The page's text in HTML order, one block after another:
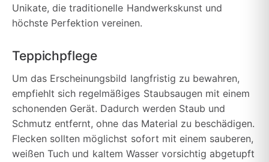
Unikate, die traditionelle Handwerkskunst und
höchste Perfektion vereinen.
Teppichpflege
Um das Erscheinungsbild langfristig zu bewahren,
empfiehlt sich regelmäßiges Staubsaugen mit einem
schonenden Gerät. Dadurch werden Staub und
Schmutz entfernt, ohne das Material zu beschädigen.
Flecken sollten möglichst sofort mit einem sauberen,
weißen Tuch und kaltem Wasser vorsichtig abgetupft